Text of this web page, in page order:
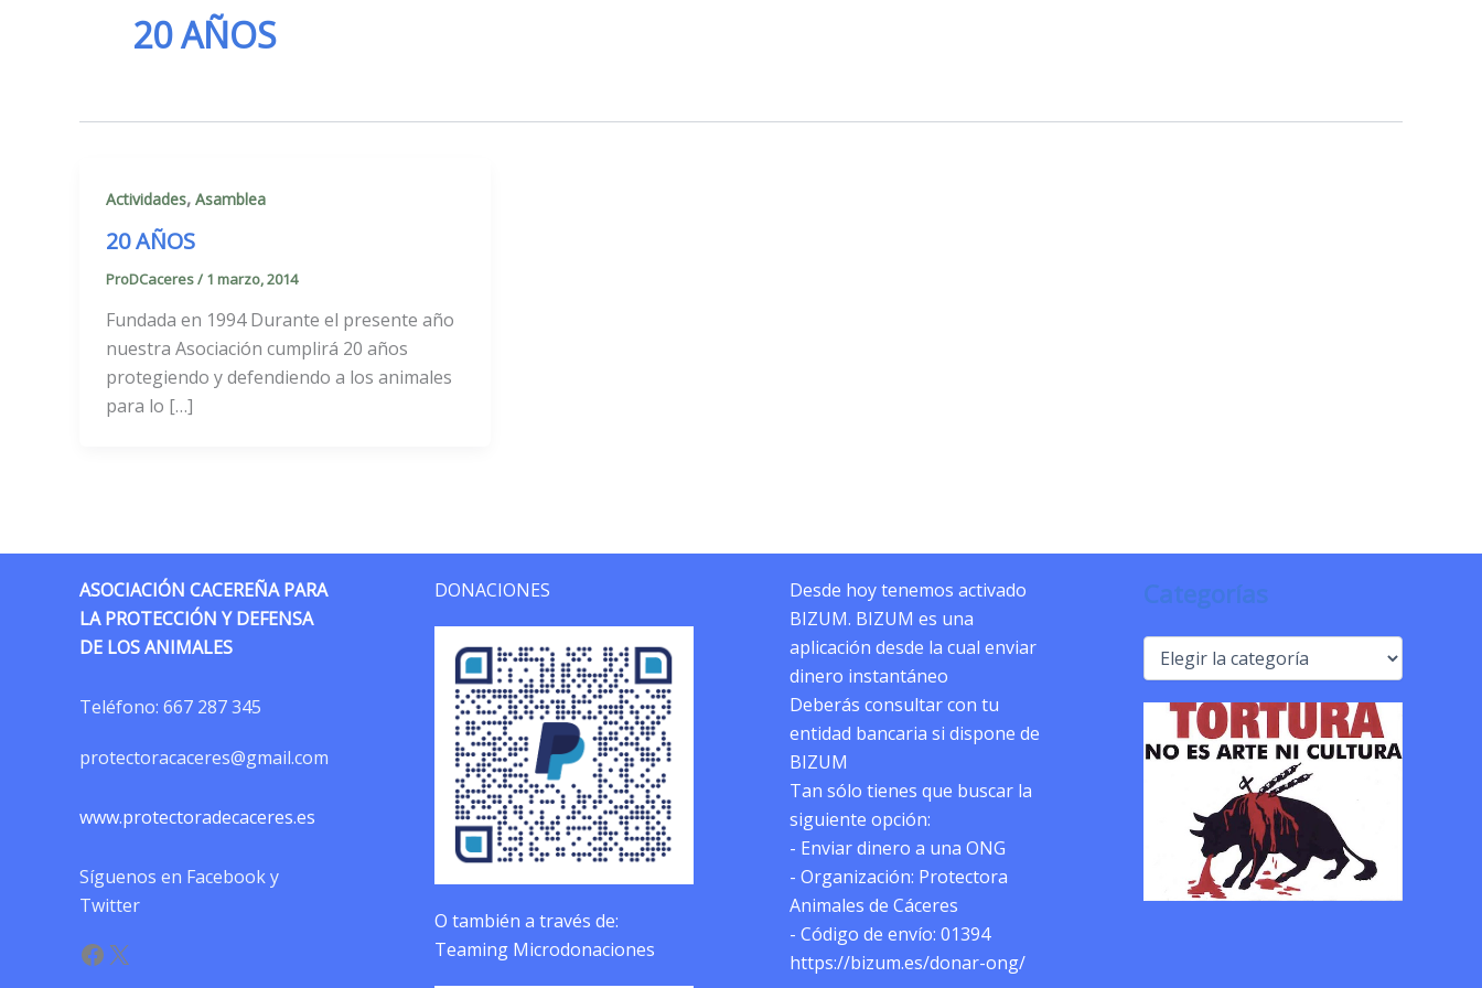
20 AÑOS
Actividades, Asamblea
20 AÑOS
ProDCaceres/ 1 marzo, 2014
Fundada en 1994 Durante el presente año
nuestra Asociación cumplirá 20 años
protegiendo y defendiendo a los animales
para lo […]
ASOCIACIÓN CACEREÑA PARA
LA PROTECCIÓN Y DEFENSA
DE LOS ANIMALES
Teléfono: 667 287 345
protectoracaceres@gmail.com
www.protectoradecaceres.es
Síguenos en Facebook y
Twitter
Facebook
X
DONACIONES
O también a través de:
Teaming Microdonaciones
Desde hoy tenemos activado
BIZUM. BIZUM es una
aplicación desde la cual enviar
dinero instantáneo
Deberás consultar con tu
entidad bancaria si dispone de
BIZUM
Tan sólo tienes que buscar la
siguiente opción:
- Enviar dinero a una ONG
- Organización: Protectora
Animales de Cáceres
- Código de envío: 01394
https://bizum.es/donar-ong/
Categorías
Categorías